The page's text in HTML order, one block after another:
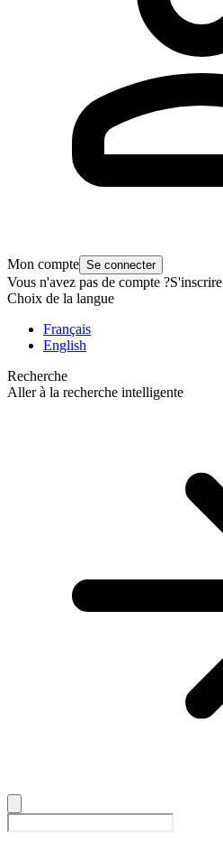
Mon compte Se connecter
Vous n'avez pas de compte ?S'inscrire
Choix de la langue
Français
English
Recherche
Aller à la recherche intelligente